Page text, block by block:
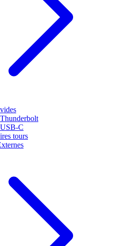
C
tours